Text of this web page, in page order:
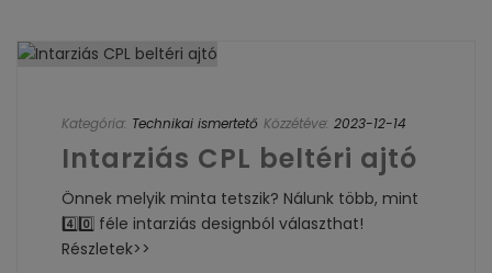
Kategória: Technikai ismertető Közzétéve: 2023-12-14
Intarziás CPL beltéri ajtó
Önnek melyik minta tetszik? Nálunk több, mint
4️⃣0️⃣ féle intarziás designból választhat!
Részletek>>